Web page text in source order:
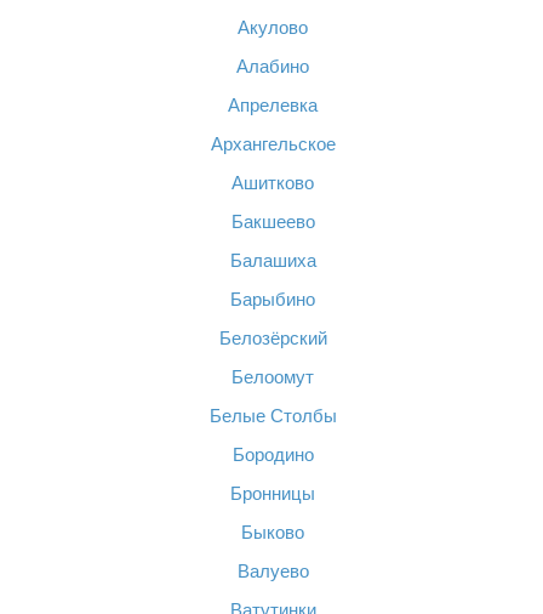
Акулово
Алабино
Апрелевка
Архангельское
Ашитково
Бакшеево
Балашиха
Барыбино
Белозёрский
Белоомут
Белые Столбы
Бородино
Бронницы
Быково
Валуево
Ватутинки